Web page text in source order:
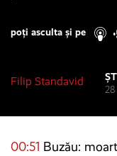
poți asculta și pe
Filip Standavid
00:51 Buzău: